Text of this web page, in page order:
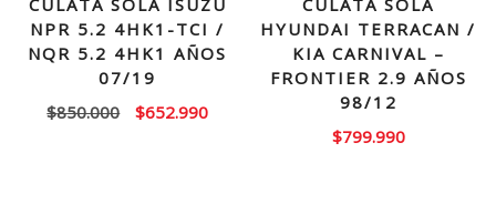
CULATA SOLA ISUZU
NPR 5.2 4HK1-TCI /
NQR 5.2 4HK1 AÑOS
07/19
$850.000
El
$652.990El
CULATA SOLA
HYUNDAI TERRACAN /
KIA CARNIVAL –
FRONTIER 2.9 AÑOS
98/12
$799.990